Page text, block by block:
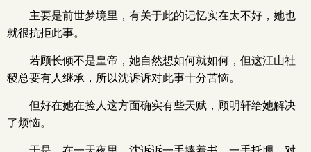
主要是前世梦境里，有关于此的记忆实在太不好，她也
就很抗拒此事。
若顾长倾不是皇帝，她自然想如何就如何，但这江山社
稷总要有人继承，所以沈诉诉对此事十分苦恼。
但好在她在捡人这方面确实有些天赋，顾明轩给她解决
了烦恼。